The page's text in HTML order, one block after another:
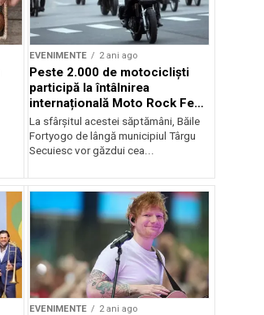
EVENIMENTE 2 ani ago
Peste 2.000 de motocicliști
participă la întâlnirea
internațională Moto Rock Fest
la Băile Fortyogo
La sfârșitul acestei săptămâni, Băile
Fortyogo de lângă municipiul Târgu
Secuiesc vor găzdui cea...
EVENIMENTE 2 ani ago